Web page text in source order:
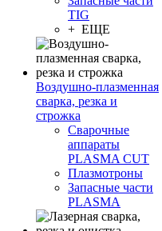
TIG
+ ЕЩЕ
Воздушно-плазменная
сварка, резка и
строжка
Сварочные
аппараты
PLASMA CUT
Плазмотроны
Запасные части
PLASMA